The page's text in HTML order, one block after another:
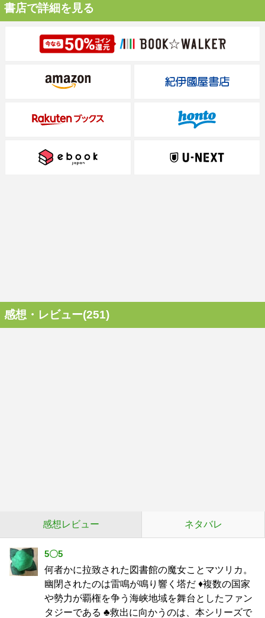
書店で詳細を見る
感想・レビュー(251)
感想レビュー ネタバレ
5〇5
何者かに拉致された図書館の魔女ことマツリカ。
幽閉されたのは雷鳴が鳴り響く塔だ ♦複数の国家
や勢力が覇権を争う海峡地域を舞台としたファン
タジーである ♣救出に向かうのは、本シリーズで